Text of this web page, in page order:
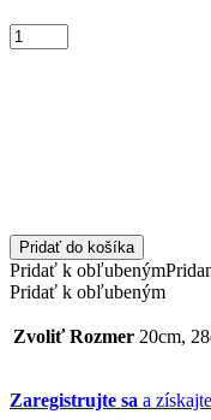
Pridať do košíka
Pridať k obľubeným
Pridať k obľubeným
Zvoliť Rozmer 20cm,
Zaregistrujte sa a získajte